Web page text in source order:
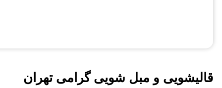
قالیشویی و مبل شویی گرامی تهران